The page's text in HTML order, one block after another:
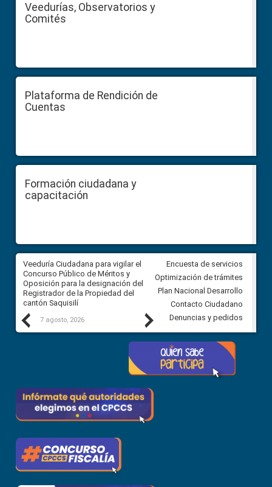
Veedurías, Observatorios y
Comités
Plataforma de Rendición de
Cuentas
Formación ciudadana y
capacitación
Previous
Veeduría Ciudadana para vigilar el
Concurso Público de Méritos y
Oposición para la designación del
Registrador de la Propiedad del
cantón Saquisilí
7 agosto, 2026
Veeduría Ciudadana para
construcción del asfaltado de
Ballenita del cantón Santa
7 agosto, 2026
Next
Encuesta de servicios
Optimización de trámites
Plan Nacional Desarrollo
Contacto Ciudadano
Denuncias y pedidos